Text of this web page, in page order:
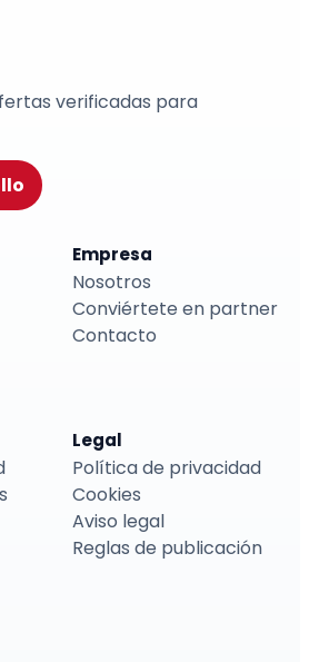
verificadas para
Empresa
Nosotros
Conviértete en partner
Contacto
Legal
Política de privacidad
Cookies
Aviso legal
Reglas de publicación